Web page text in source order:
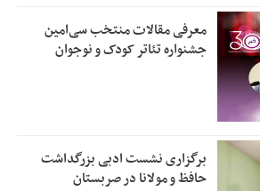
معرفی مقالات منتخب سی‌امین
جشنواره تئاتر کودک و نوجوان
برگزاری نشست ادبی بزرگداشت
حافظ و مولانا در صربستان